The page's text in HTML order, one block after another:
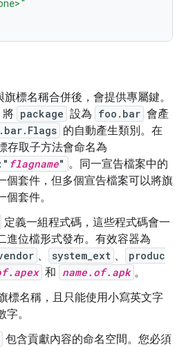
旗標名稱合併後，會提供專屬鍵。
將 package 設為 foo.bar 會產
的自動產生類別。在
存取子方法會命名為
flagname" 。同一宣告檔案中的
個套件，但多個宣告檔案可以將旗
套件。
定義一組程式碼，這些程式碼會一
進位檔形式發布。有效容器為
、 system_ext 、
produc
和 name.of.apk 。
標名稱，且只能使用小寫英文字
。
包含貢獻內容的命名空間。您必須